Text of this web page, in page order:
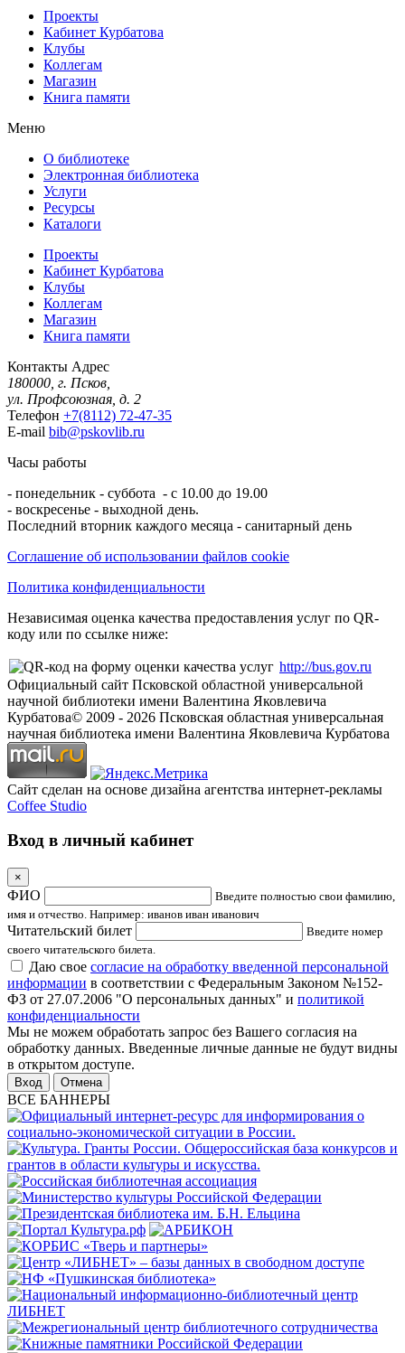
Проекты
Кабинет Курбатова
Клубы
Коллегам
Магазин
Книга памяти
Меню
О библиотеке
Электронная библиотека
Услуги
Ресурсы
Каталоги
Проекты
Кабинет Курбатова
Клубы
Коллегам
Магазин
Книга памяти
Контакты Адрес
180000, г. Псков,
ул. Профсоюзная, д. 2
Телефон +7(8112) 72-47-35
E-mail bib@pskovlib.ru
Часы работы
- понедельник - суббота - с 10.00 до 19.00
- воскресенье - выходной день.
Последний вторник каждого месяца - санитарный день
Соглашение об использовании файлов cookie
Политика конфиденциальности
Независимая оценка качества предоставления услуг по QR-
коду или по ссылке ниже:
http://bus.gov.ru
Официальный сайт Псковской областной универсальной
научной библиотеки имени Валентина Яковлевича
Курбатова© 2009 - 2026 Псковская областная универсальная
научная библиотека имени Валентина Яковлевича Курбатова
Сайт сделан на основе дизайна агентства интернет-рекламы
Coffee Studio
Вход в личный кабинет
×
ФИО
Введите полностью свои фамилию,
имя и отчество. Например: иванов иван иванович
Читательский билет
Введите номер
своего читательского билета.
Даю свое согласие на обработку введенной персональной
информации в соответствии с Федеральным Законом №152-
ФЗ от 27.07.2006 "О персональных данных" и политикой
конфиденциальности
Мы не можем обработать запрос без Вашего согласия на
обработку данных. Введенные личные данные не будут видны
в открытом доступе.
Отмена
ВСЕ БАННЕРЫ